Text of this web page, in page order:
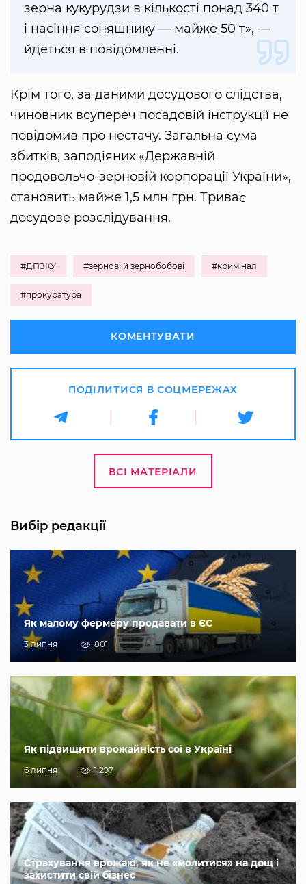
зерна кукурудзи в кількості понад 340 т
і насіння соняшнику — майже 50 т», —
йдеться в повідомленні.
Крім того, за даними досудового слідства,
чиновник всупереч посадовій інструкції не
повідомив про нестачу. Загальна сума
збитків, заподіяних «Державній
продовольчо-зерновій корпорації України»,
становить майже 1,5 млн грн. Триває
досудове розслідування.
#ДПЗКУ #зернові й зернобобові #кримінал
#прокуратура
КОМЕНТУВАТИ
ПОДІЛИТИСЯ В СОЦМЕРЕЖАХ
ВСІ МАТЕРІАЛИ
Вибір редакції
Як малому фермеру продавати в ЄС
3 липня 801
Як підвищити врожайність сої в Україні
6 липня 1 297
Страхування врожаю, як не «молитися» на дощ і
захистити свій бізнес